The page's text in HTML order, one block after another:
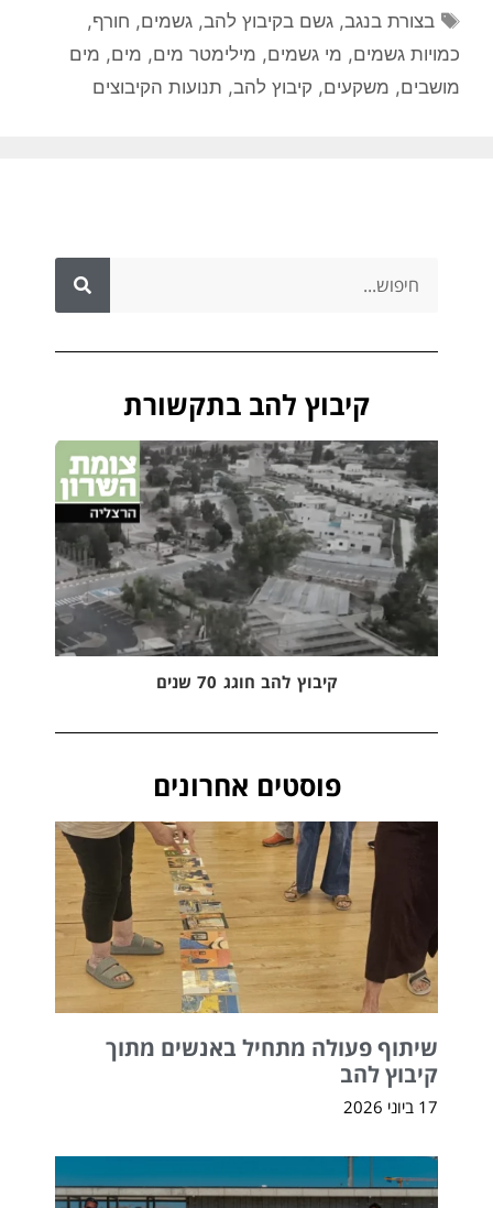
בצורת בנגב,גשם בקיבוץ להב,גשמים, חורף,
כמויות גשמים, מי גשמים, מילימטר מים, מים, מים
מושבים, משקעים, קיבוץ להב, תנועות הקיבוצים
קיבוץ להב בתקשורת
קיבוץ להב חוגג 70 שנים
פוסטים אחרונים
שיתוף פעולה מתחיל באנשים מתוך
קיבוץ להב
17 ביוני 2026